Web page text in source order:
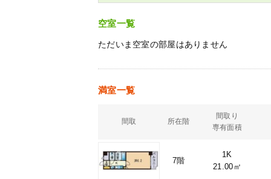
空室一覧
ただいま空室の部屋はありません
満室一覧
間取 所在階
間取り
専有面積
7階
1K
21.00㎡